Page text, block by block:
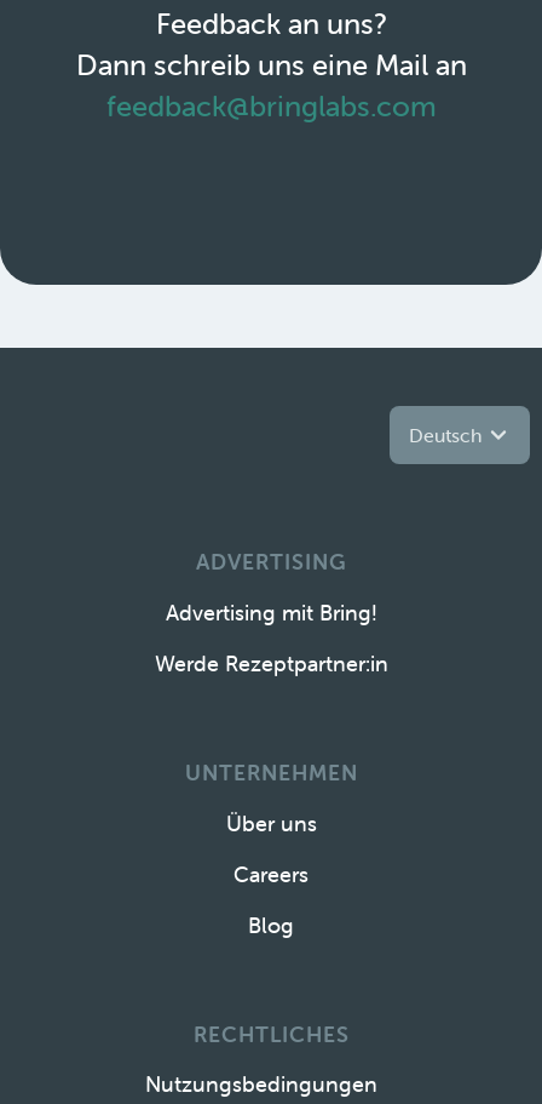
Feedback an uns?
Dann schreib uns eine Mail an
feedback@bringlabs.com
Deutsch
ADVERTISING
Advertising mit Bring!
Werde Rezeptpartner:in
UNTERNEHMEN
Über uns
Careers
Blog
RECHTLICHES
Nutzungsbedingungen